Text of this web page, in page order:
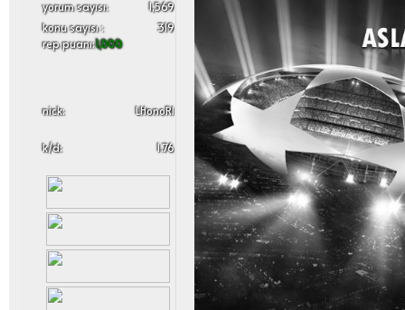
yorum sayısı:
1,569
konu sayısı :
319
rep puanı:1,000
nick: LHonoRl
k/d: 1.76